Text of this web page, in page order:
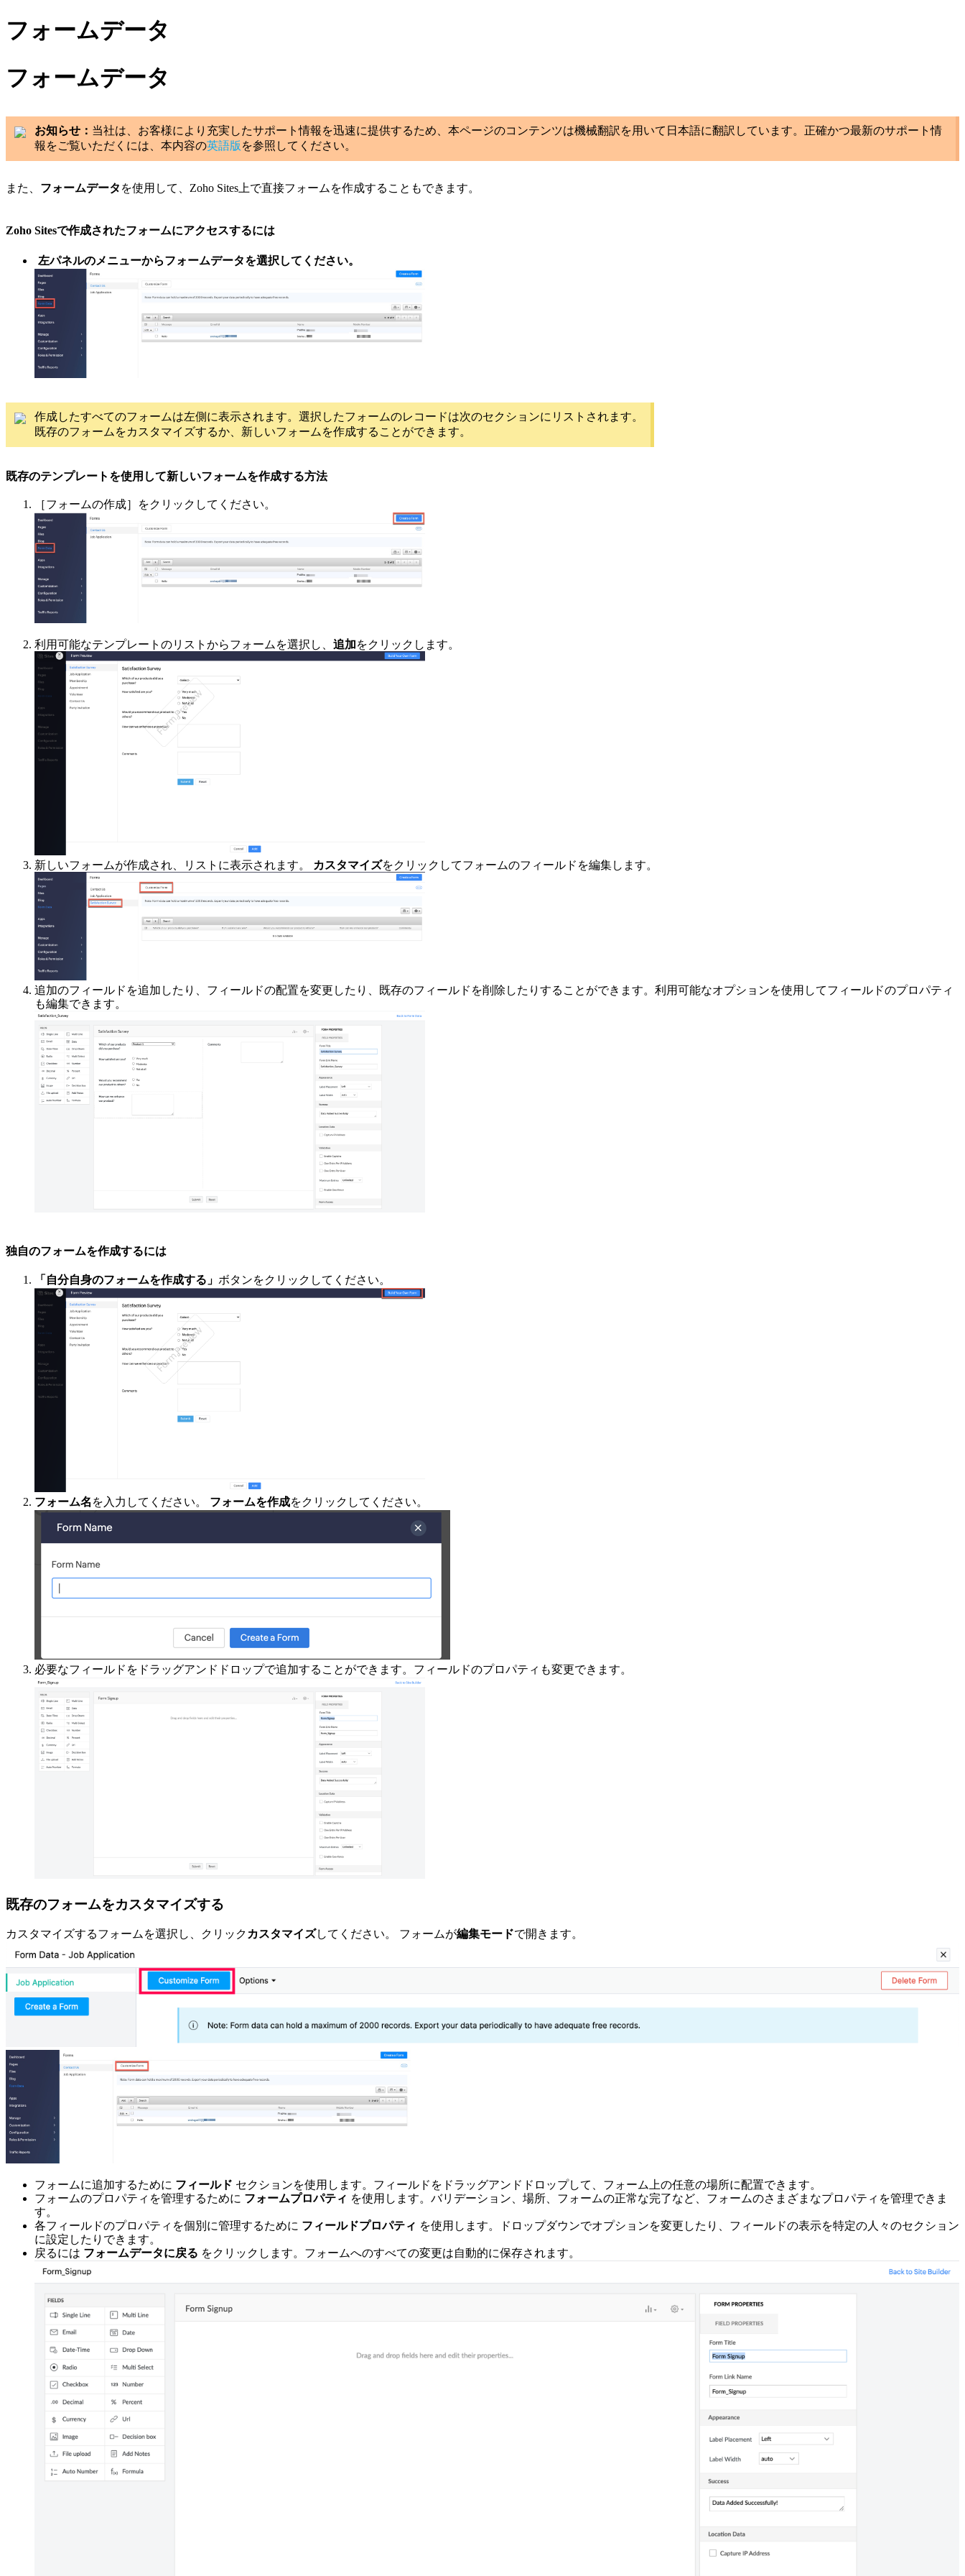
フォームデータ
フォームデータ
お知らせ： 当社は、お客様により充実したサポート情報を迅速に提供するため、本ページのコンテンツは機械翻訳を用いて日本語に翻訳しています。正確かつ最新のサポート情
報をご覧いただくには、本内容の英語版 を参照してください。
また、 フォームデータ を使用して、Zoho Sites上で直接フォームを作成することもできます。
Zoho Sitesで作成されたフォームにアクセスするには
左パネルのメニューからフォームデータを選択してください。
作成したすべてのフォームは左側に表示されます。選択したフォームのレコードは次のセクションにリストされます。
既存のフォームをカスタマイズするか、新しいフォームを作成することができます。
既存のテンプレートを使用して新しいフォームを作成する方法
［フォームの作成］ をクリックしてください。
利用可能なテンプレートのリストからフォームを選択し、 追加をクリックします。
新しいフォームが作成され、リストに表示されます。 カスタマイズをクリックしてフォームのフィールドを編集します。
追加のフィールドを追加したり、フィールドの配置を変更したり、既存のフィールドを削除したりすることができます。利用可能なオプションを使用してフィールドのプロパティ
も編集できます。
独自のフォームを作成するには
「自分自身のフォームを作成する」 ボタンをクリックしてください。
フォーム名 を入力してください。 フォームを作成をクリックしてください。
必要なフィールドをドラッグアンドドロップで追加することができます。フィールドのプロパティも変更できます。
既存のフォームをカスタマイズする
カスタマイズするフォームを選択し、 クリックカスタマイズしてください。 フォームが編集モードで開きます。
フォームに追加するために フィールド セクションを使用します。フィールドをドラッグアンドドロップして、フォーム上の任意の場所に配置できます。
フォームのプロパティを管理するために フォームプロパティ を使用します。バリデーション、場所、フォームの正常な完了など、フォームのさまざまなプロパティを管理できま
す。
各フィールドのプロパティを個別に管理するために フィールドプロパティ を使用します。ドロップダウンでオプションを変更したり、フィールドの表示を特定の人々のセクション
に設定したりできます。
戻るには フォームデータに戻る をクリックします。フォームへのすべての変更は自動的に保存されます。